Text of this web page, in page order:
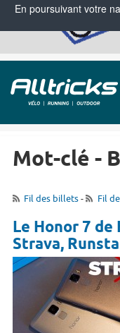
Mot-clé -
Fil des billets- Fil
Le Honor 7
Strava,
En poursuivant votre